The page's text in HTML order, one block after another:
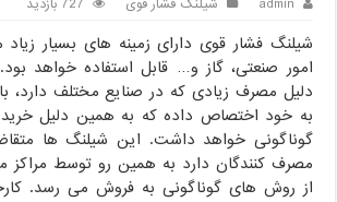
admin شیلنگ فشار قوی 727 بازدید
شیلنگ فشار قوی دارای زمینه های بسیار
امور صنعتی، گاز و… قابل استفاده خواهد
دلیل مصرف زیادی که در صنایع مختلف دارد،
به خود اختصاص داده که به همین دلیل خرید
گوناگونی خواهد داشت. این شیلنگ ها
مصرف کنندگان دارد به همین رو توسط مراکز
از روش های گوناگونی به فروش می رسد.